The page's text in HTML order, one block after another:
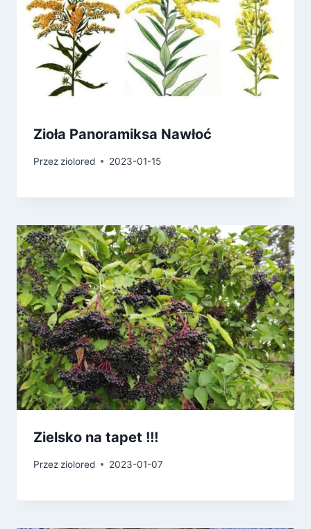
Zioła Panoramiksa Nawłoć
Przez ziolored 2023-01-15
Zielsko na tapet !!!
Przez ziolored 2023-01-07